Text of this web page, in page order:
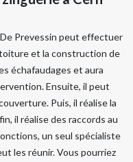
Prevessin peut effectuer
et la construction de
échafaudages et aura
Ensuite, il peut
Puis, il réalise la
il réalise des raccords au
un seul spécialiste
les réunir. Vous pourriez